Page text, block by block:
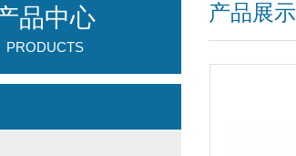
产品展示
品中心
PRODUCTS